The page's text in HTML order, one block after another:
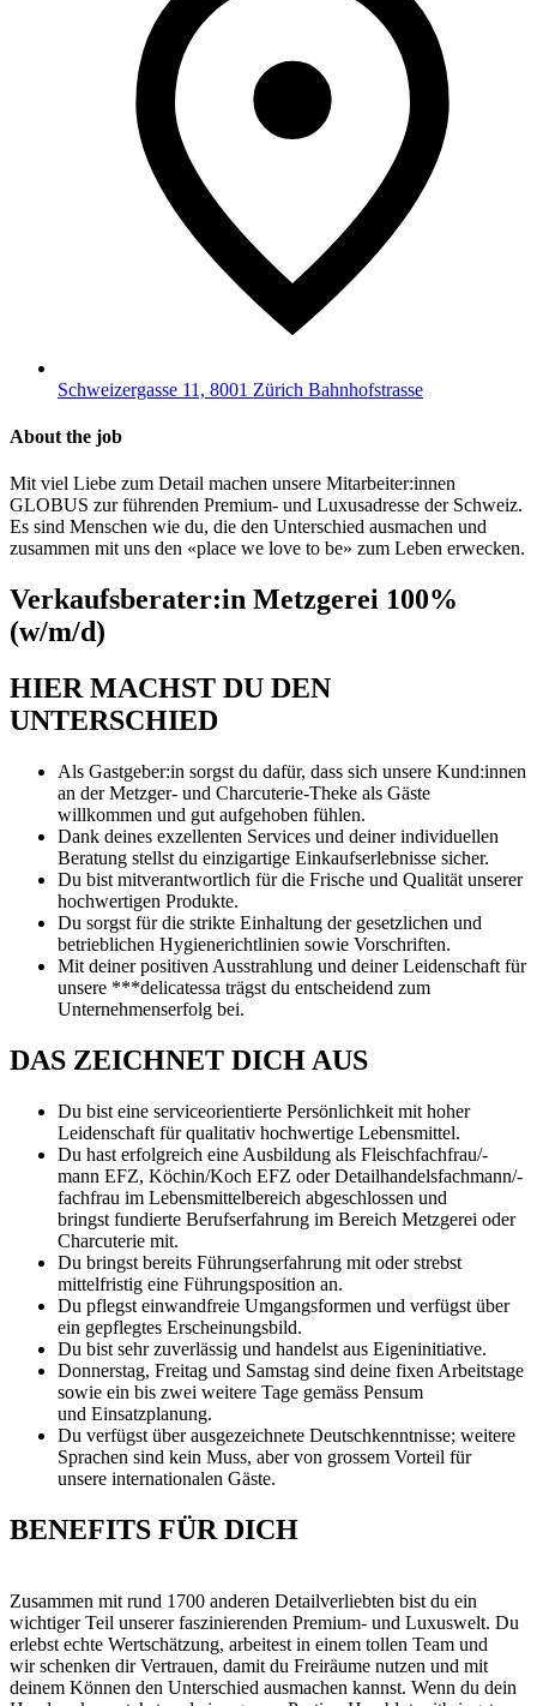
Schweizergasse 11, 8001 Zürich Bahnhofstrasse
About the job
Mit viel Liebe zum Detail machen unsere Mitarbeiter:innen
GLOBUS zur führenden Premium- und Luxusadresse der Schweiz.
Es sind Menschen wie du, die den Unterschied ausmachen und
zusammen mit uns den «place we love to be» zum Leben erwecken.
Verkaufsberater:in Metzgerei 100%
(w/m/d)
HIER MACHST DU DEN
UNTERSCHIED
Als Gastgeber:in sorgst du dafür, dass sich unsere Kund:innen
an der Metzger- und Charcuterie-Theke als Gäste
willkommen und gut aufgehoben fühlen.
Dank deines exzellenten Services und deiner individuellen
Beratung stellst du einzigartige Einkaufserlebnisse sicher.
Du bist mitverantwortlich für die Frische und Qualität unserer
hochwertigen Produkte.
Du sorgst für die strikte Einhaltung der gesetzlichen und
betrieblichen Hygienerichtlinien sowie Vorschriften.
Mit deiner positiven Ausstrahlung und deiner Leidenschaft für
unsere ***delicatessa trägst du entscheidend zum
Unternehmenserfolg bei.
DAS ZEICHNET DICH AUS
Du bist eine serviceorientierte Persönlichkeit mit hoher
Leidenschaft für qualitativ hochwertige Lebensmittel.
Du hast erfolgreich eine Ausbildung als Fleischfachfrau/-
mann EFZ, Köchin/Koch EFZ oder Detailhandelsfachmann/-
fachfrau im Lebensmittelbereich abgeschlossen und
bringst fundierte Berufserfahrung im Bereich Metzgerei oder
Charcuterie mit.
Du bringst bereits Führungserfahrung mit oder strebst
mittelfristig eine Führungsposition an.
Du pflegst einwandfreie Umgangsformen und verfügst über
ein gepflegtes Erscheinungsbild.
Du bist sehr zuverlässig und handelst aus Eigeninitiative.
Donnerstag, Freitag und Samstag sind deine fixen Arbeitstage
sowie ein bis zwei weitere Tage gemäss Pensum
und Einsatzplanung.
Du verfügst über ausgezeichnete Deutschkenntnisse; weitere
Sprachen sind kein Muss, aber von grossem Vorteil für
unsere internationalen Gäste.
BENEFITS FÜR DICH
Zusammen mit rund 1700 anderen Detailverliebten bist du ein
wichtiger Teil unserer faszinierenden Premium- und Luxuswelt. Du
erlebst echte Wertschätzung, arbeitest in einem tollen Team und
wir schenken dir Vertrauen, damit du Freiräume nutzen und mit
deinem Können den Unterschied ausmachen kannst. Wenn du dein